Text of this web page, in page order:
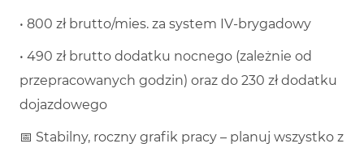
• 800 zł brutto/mies. za system IV-brygadowy
• 490 zł brutto dodatku nocnego (zależnie od
przepracowanych godzin) oraz do 230 zł dodatku
dojazdowego
📅 Stabilny, roczny grafik pracy – planuj wszystko z